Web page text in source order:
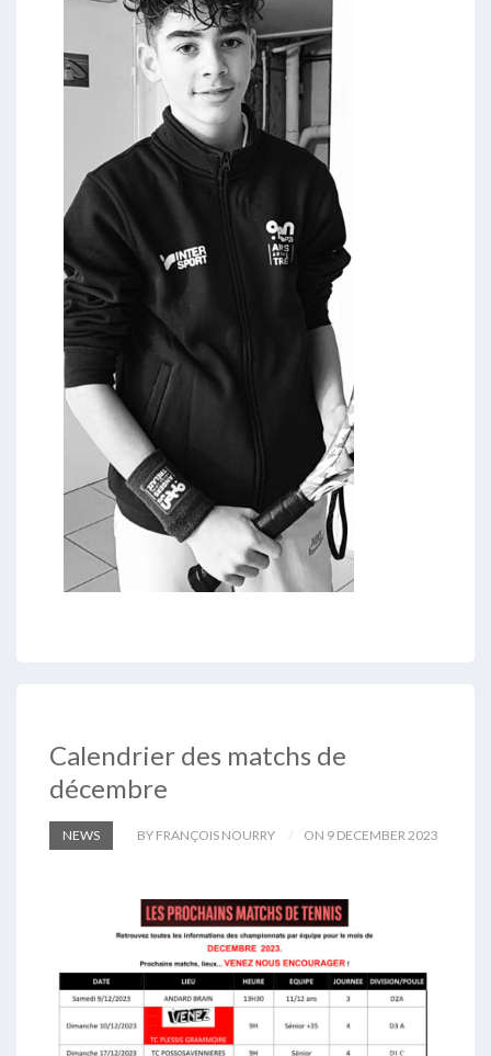
Calendrier des matchs de
décembre
NEWS BY FRANÇOIS NOURRY ON 9 DECEMBER 2023